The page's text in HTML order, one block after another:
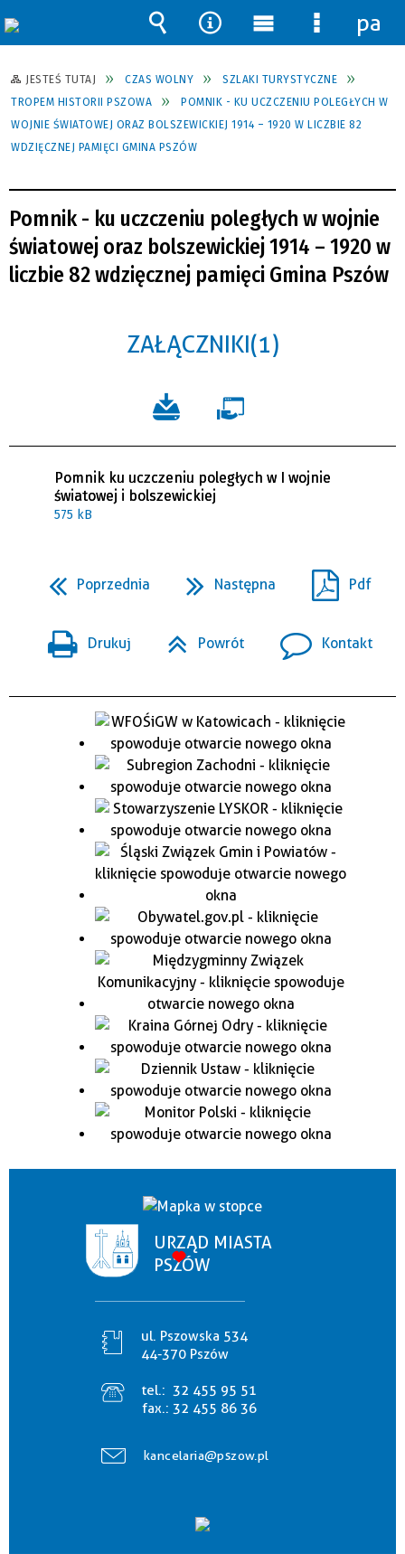
JESTEŚ TUTAJ CZAS WOLNY
SZLAKI TURYSTYCZNE
TROPEM HISTORII PSZOWA
POMNIK - KU UCZCZENIU POLEGŁYCH W
WOJNIE ŚWIATOWEJ ORAZ BOLSZEWICKIEJ 1914 – 1920 W LICZBIE 82
WDZIĘCZNEJ PAMIĘCI GMINA PSZÓW
Pomnik - ku uczczeniu poległych w wojnie
światowej oraz bolszewickiej 1914 – 1920 w
liczbie 82 wdzięcznej pamięci Gmina Pszów
ZAŁĄCZNIKI (1)
Pomnik ku uczczeniu poległych w I wojnie
światowej i bolszewickiej
575 kB
Poprzednia Następna Pdf
Drukuj Powrót Kontakt
URZĄD MIASTA
PSZÓW
ul. Pszowska 534
44-370 Pszów
tel.: 32 455 95 51
fax.: 32 455 86 36
kancelaria@pszow.pl
Wyszukiwarka
Narzędzia
Menu
główne
Menu